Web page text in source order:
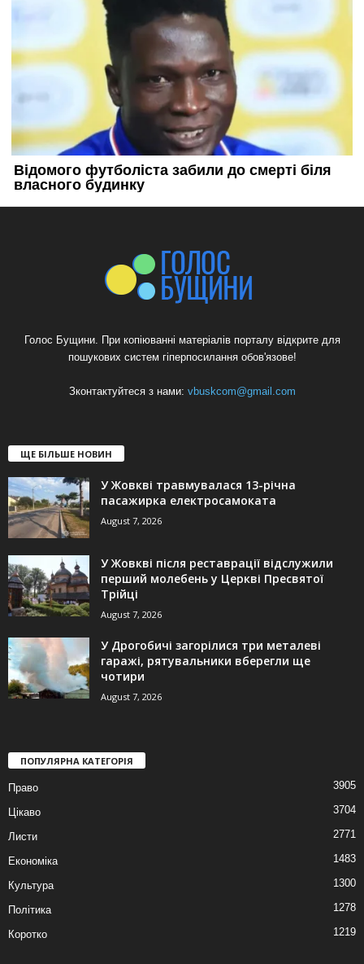
Голос Бущини. При копіюванні матеріалів порталу відкрите для
пошукових систем гіперпосилання обов'язове!
Зконтактуйтеся з нами: vbuskcom@gmail.com
ЩЕ БІЛЬШЕ НОВИН
У Жовкві травмувалася 13-річна
пасажирка електросамоката
August 7, 2026
У Жовкві після реставрації відслужили
перший молебень у Церкві Пресвятої
Трійці
August 7, 2026
У Дрогобичі загорілися три металеві
гаражі, рятувальники вберегли ще
чотири
August 7, 2026
ПОПУЛЯРНА КАТЕГОРІЯ
Право 3905
Цікаво 3704
Листи 2771
Економіка 1483
Культура 1300
Політика 1278
Коротко 1219